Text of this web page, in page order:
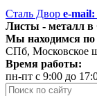
Сталь Двор e-mail:
Листы - металл
Мы находимся по
СПб, Московское
Время работы:
пн-пт с 9:00 до